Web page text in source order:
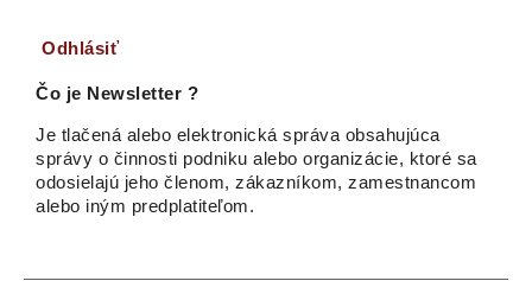
Odhlásiť
Čo je Newsletter ?
Je tlačená alebo elektronická správa obsahujúca
správy o činnosti podniku alebo organizácie, ktoré sa
odosielajú jeho členom, zákazníkom, zamestnancom
alebo iným predplatiteľom.